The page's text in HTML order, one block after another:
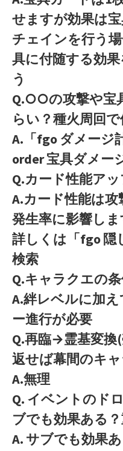
せますが効果は
チェインを行う
具に付随する効
う
Q.○○の攻撃や宝
らい？種火周回で
A.「fgo ダメージ
order 宝具ダメー
Q.カード性能ア
A.カード性能は
発生率に影響しま
詳しくは「fgo 隠
検索
Q.キャラクエの条
A.絆レベルに加
ー進行が必要
Q.再臨→霊基変換
返せば幕間のキ
A.無理
Q. イベントのド
ブでも効果ある
A. サブでも効果